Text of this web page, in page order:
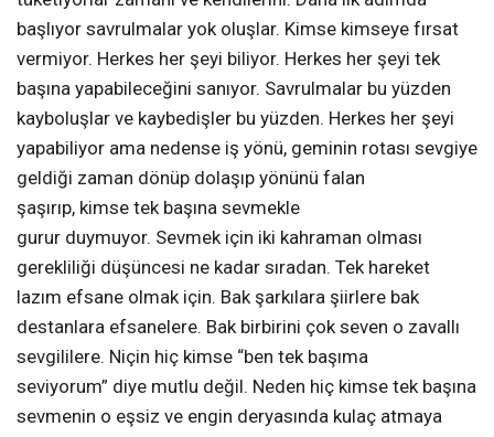
başlıyor savrulmalar yok oluşlar. Kimse kimseye fırsat
vermiyor. Herkes her şeyi biliyor. Herkes her şeyi tek
başına yapabileceğini sanıyor. Savrulmalar bu yüzden
kayboluşlar ve kaybedişler bu yüzden. Herkes her şeyi
yapabiliyor ama nedense iş yönü, geminin rotası sevgiye
geldiği zaman dönüp dolaşıp yönünü falan
şaşırıp, kimse tek başına sevmekle
gurur duymuyor. Sevmek için iki kahraman olması
gerekliliği düşüncesi ne kadar sıradan. Tek hareket
lazım efsane olmak için. Bak şarkılara şiirlere bak
destanlara efsanelere. Bak birbirini çok seven o zavallı
sevgililere. Niçin hiç kimse “ben tek başıma
seviyorum” diye mutlu değil. Neden hiç kimse tek başına
sevmenin o eşsiz ve engin deryasında kulaç atmaya